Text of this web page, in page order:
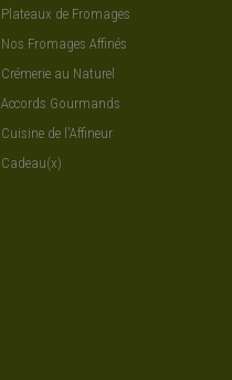
Plateaux de Fromages
Nos Fromages Affinés
Crémerie au Naturel
Accords Gourmands
Cuisine de l'Affineur
Cadeau(x)